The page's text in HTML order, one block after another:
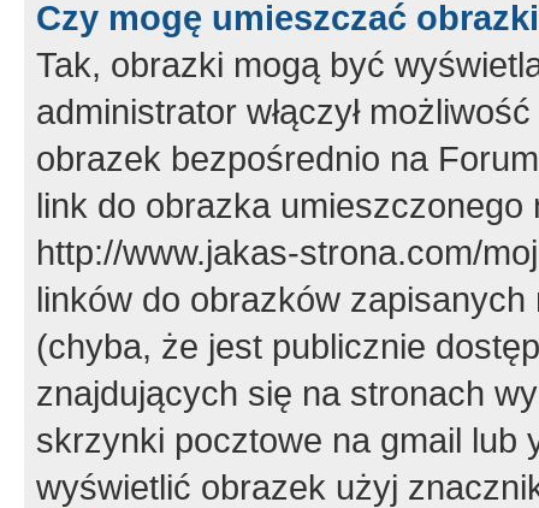
Czy mogę umieszczać
Tak, obrazki mogą być
administrator włączył
obrazek bezpośrednio na
link do obrazka
http://www.jakas-strona.com/
linków do obrazków
(chyba, że jest publicznie
znajdujących się na stronach
skrzynki pocztowe na gmail lub
wyświetlić obrazek użyj